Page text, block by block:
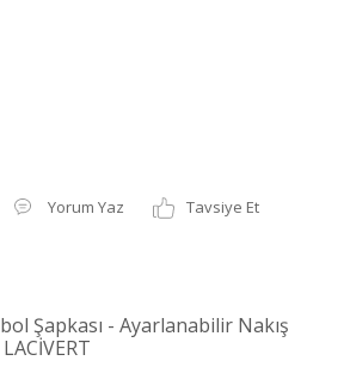
Yorum Yaz
Tavsiye Et
Şapkası - Ayarlanabilir Nakış